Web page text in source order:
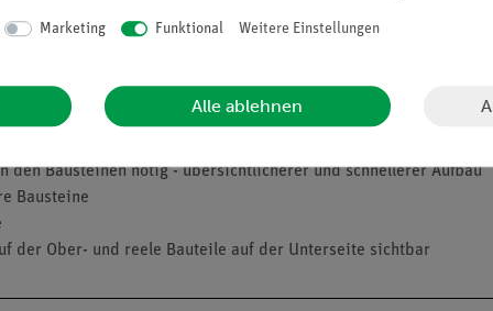
Energie in Wärme zu fördern und die Formel für
oder die Energiebilanz behandelt.
den Bausteinen nötig - übersichtlicherer und schnellerer Aufbau
Bausteine
der Ober- und reele Bauteile auf der Unterseite sichtbar
Marketing Funktional Weitere Einstellungen
Alle ablehnen